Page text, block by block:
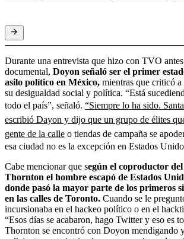
Durante una entrevista que hizo con TVO
documental, Doyon señaló ser el primer
asilo político en México, mientras que criticó
su desigualdad social y política. “Está
todo el país”, señaló. “Siempre lo ha sido.
escribió Dayon y dijo que un grupo de élites
gente de la calle o tiendas de campaña se
esa ciudad no es la excepción en Estados
Cabe mencionar que según el coproductor
Thornton el hombre escapó de Estados
donde pasó la mayor parte de los primeros
en las calles de Toronto. Cuando se le
incursionaba en el hackeo político o en el
“Esos días se acabaron, hago Twitter y eso es
Thornton se encontró con Doyon mendigando